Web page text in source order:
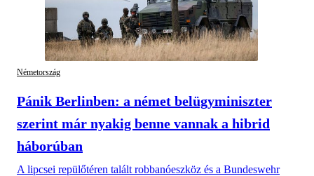
Németország
Pánik Berlinben: a német belügyminiszter
szerint már nyakig benne vannak a hibrid
háborúban
A lipcsei repülőtéren talált robbanóeszköz és a Bundeswehr